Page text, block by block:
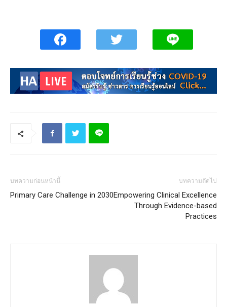
บทความก่อนหน้านี้
Primary Care Challenge in 2030
บทความถัดไป
Empowering Clinical Excellence
Through Evidence-based
Practices